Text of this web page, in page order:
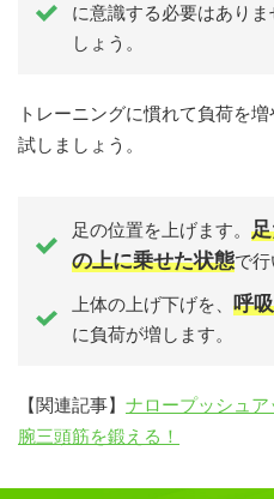
に意識する必要はありま
しょう。
トレーニングに慣れて負荷を
試しましょう。
足の位置を上げます。
の上に乗せた状態で行
上体の上げ下げを、 呼
に負荷が増します。
【関連記事】 ナロープッシュ
腕三頭筋を鍛える！